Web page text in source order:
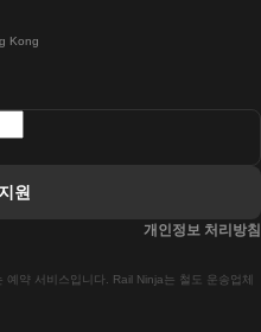
리 열차
본 열차
Kong
약 서비스입니다. Rail Ninja는 철도 운송업체
원
개인정보 처리방침